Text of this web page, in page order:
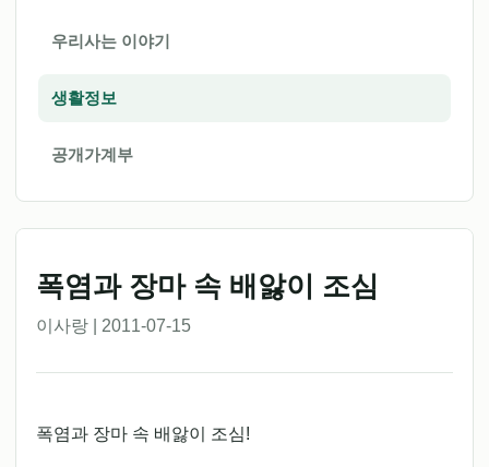
우리사는 이야기
생활정보
공개가계부
폭염과 장마 속 배앓이 조심
이사랑 | 2011-07-15
폭염과 장마 속 배앓이 조심!